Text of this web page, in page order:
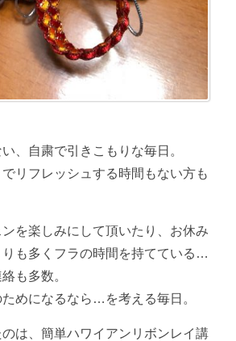
、自粛で引きこもりな毎日。
リフレッシュする時間もない方も
を楽しみにして頂いたり、お休み
も多くフラの時間を持てている…
も多数。
めになるなら…を考える毎日。
は、簡単ハワイアンリボンレイ講